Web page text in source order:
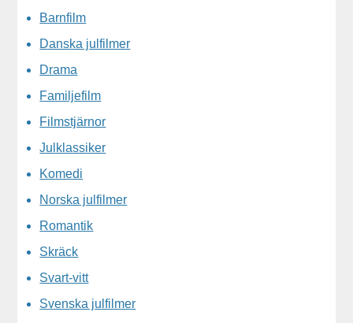
Barnfilm
Danska julfilmer
Drama
Familjefilm
Filmstjärnor
Julklassiker
Komedi
Norska julfilmer
Romantik
Skräck
Svart-vitt
Svenska julfilmer